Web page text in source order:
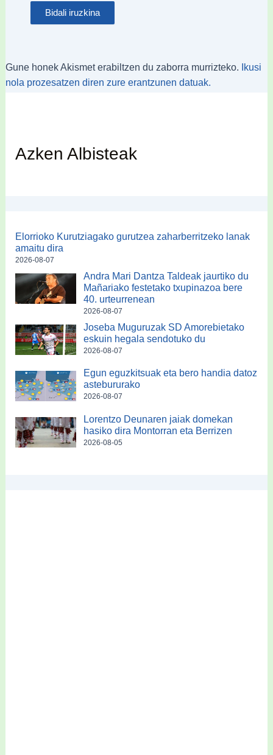
Gune honek Akismet erabiltzen du zaborra murrizteko.
Ikusi
nola prozesatzen diren zure erantzunen datuak.
Azken Albisteak
Elorrioko Kurutziagako gurutzea zaharberritzeko lanak
amaitu dira
2026-08-07
Andra Mari Dantza Taldeak jaurtiko du
Mañariako festetako txupinazoa bere
40. urteurrenean
2026-08-07
Joseba Muguruzak SD Amorebietako
eskuin hegala sendotuko du
2026-08-07
Egun eguzkitsuak eta bero handia datoz
astebururako
2026-08-07
Lorentzo Deunaren jaiak domekan
hasiko dira Montorran eta Berrizen
2026-08-05